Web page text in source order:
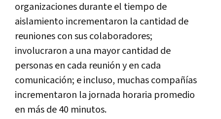
organizaciones durante el tiempo de
aislamiento incrementaron la cantidad de
reuniones con sus colaboradores;
involucraron a una mayor cantidad de
personas en cada reunión y en cada
comunicación; e incluso, muchas compañías
incrementaron la jornada horaria promedio
en más de 40 minutos.